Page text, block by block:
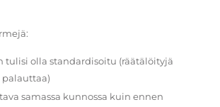
tulisi olla standardisoitu (räätälöityjä
samassa kunnossa kuin ennen